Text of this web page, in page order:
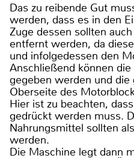
Das zu reibende Gut
werden, dass es in den
Zuge dessen sollten
entfernt werden, da
und infolgedessen den
Anschließend können
gegeben werden und
Oberseite des
Hier ist zu beachten,
gedrückt werden muss.
Nahrungsmittel sollten
werden.
Die Maschine legt dann